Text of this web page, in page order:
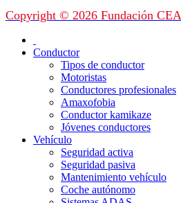
Copyright © 2026 Fundación CEA
Conductor
Tipos de conductor
Motoristas
Conductores profesionales
Amaxofobia
Conductor kamikaze
Jóvenes conductores
Vehículo
Seguridad activa
Seguridad pasiva
Mantenimiento vehículo
Coche autónomo